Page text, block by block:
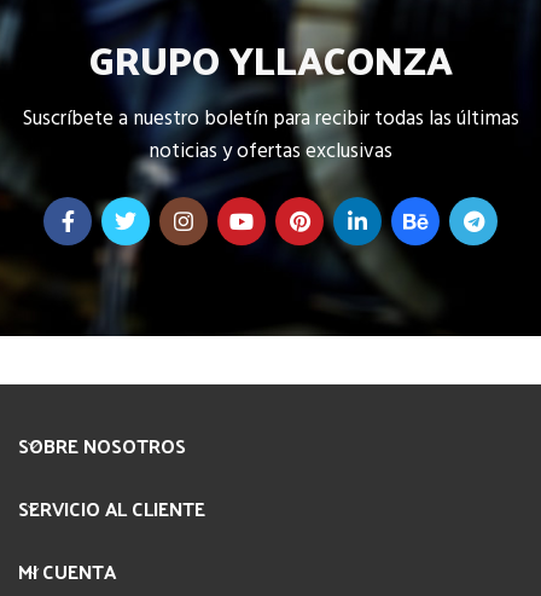
GRUPO YLLACONZA
Suscríbete a nuestro boletín para recibir todas las últimas
noticias y ofertas exclusivas
SOBRE NOSOTROS
SERVICIO AL CLIENTE
MI CUENTA